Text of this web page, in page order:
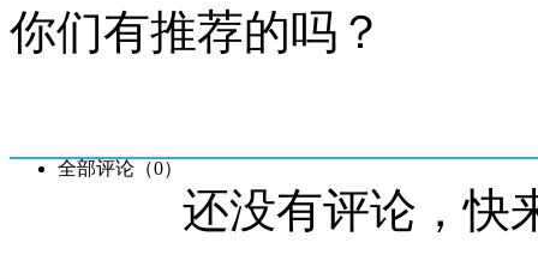
你们有推荐的吗？
全部评论（0）
还没有评论，快